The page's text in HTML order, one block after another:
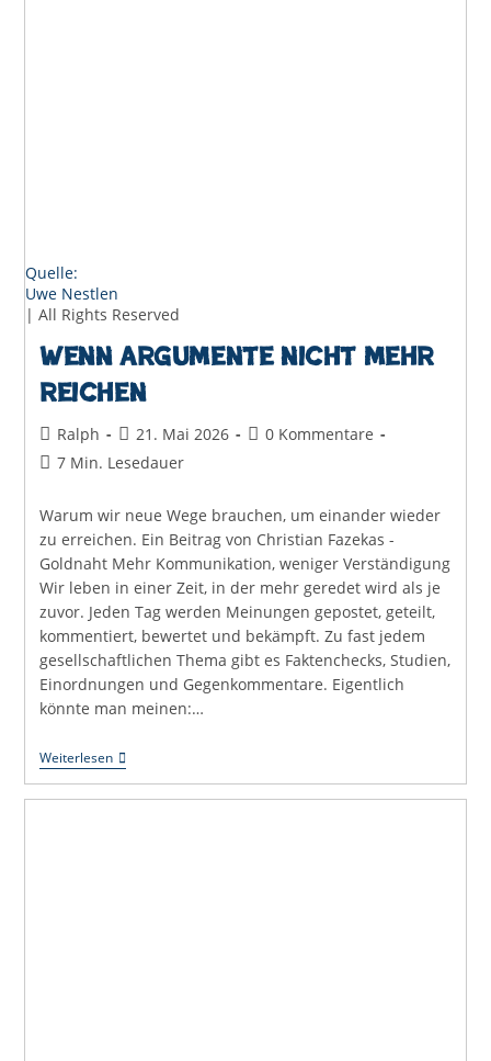
Quelle:
Uwe Nestlen
| All Rights Reserved
Wenn Argumente nicht mehr
reichen
Beitrags-
Autor:
Ralph
Beitrag
veröffentlicht:
21. Mai 2026
Beitrags-
0 Kommentare
Lesedauer:
7 Min. Lesedauer
Warum wir neue Wege brauchen, um einander wieder
zu erreichen. Ein Beitrag von Christian Fazekas -
Goldnaht Mehr Kommunikation, weniger Verständigung
Wir leben in einer Zeit, in der mehr geredet wird als je
zuvor. Jeden Tag werden Meinungen gepostet, geteilt,
kommentiert, bewertet und bekämpft. Zu fast jedem
gesellschaftlichen Thema gibt es Faktenchecks, Studien,
Einordnungen und Gegenkommentare. Eigentlich
könnte man meinen:…
WeiterlesenWenn
Argumente